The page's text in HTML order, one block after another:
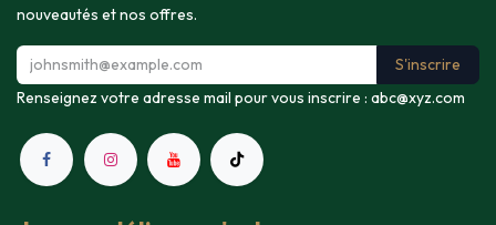
nouveautés et nos offres.
S'inscrire
Renseignez votre adresse mail pour vous inscrire : abc@xyz.com